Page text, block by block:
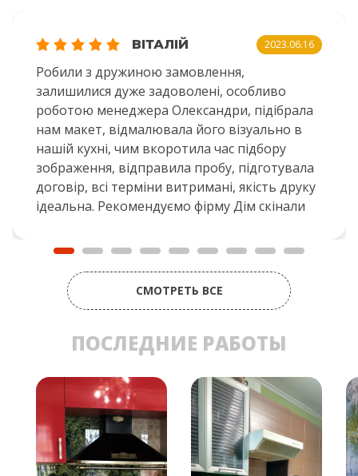
ВІТАЛІЙ 2023.06.16
Робили з дружиною замовлення,
залишилися дуже задоволені, особливо
роботою менеджера Олександри, підібрала
нам макет, відмалювала його візуально в
нашій кухні, чим вкоротила час підбору
зображення, відправила пробу, підготувала
договір, всі терміни витримані, якість друку
ідеальна. Рекомендуємо фірму Дім скінали
СМОТРЕТЬ ВСЕ
ПОСЛЕДНИЕ РАБОТЫ